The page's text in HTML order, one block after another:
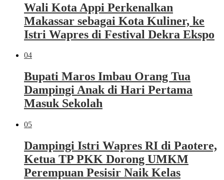
Wali Kota Appi Perkenalkan
Makassar sebagai Kota Kuliner, ke
Istri Wapres di Festival Dekra Ekspo
04
Bupati Maros Imbau Orang Tua
Dampingi Anak di Hari Pertama
Masuk Sekolah
05
Dampingi Istri Wapres RI di Paotere,
Ketua TP PKK Dorong UMKM
Perempuan Pesisir Naik Kelas